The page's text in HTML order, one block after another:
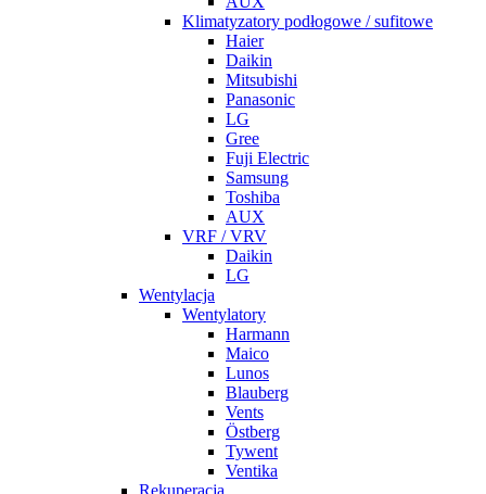
Klimatyzatory podłogowe / sufitowe
Haier
Daikin
Mitsubishi
Panasonic
LG
Gree
Fuji Electric
Samsung
Toshiba
AUX
VRF / VRV
Daikin
LG
Wentylacja
Wentylatory
Harmann
Maico
Lunos
Blauberg
Vents
Östberg
Tywent
Ventika